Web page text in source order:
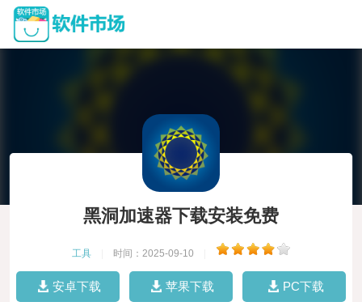
黑洞加速器下载安装免费
工具 时间：2025-09-10
安卓下载 苹果下载 PC下载